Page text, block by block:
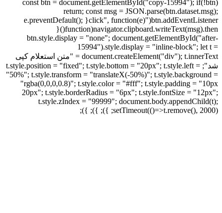
const btn = document.getElementById("copy-15994"); if(!btn)
return; const msg = JSON.parse(btn.dataset.msg);
btn.addEventListener("click", function(e){ e.preventDefault();
navigator.clipboard.writeText(msg).then(function(){
btn.style.display = "none"; document.getElementById("after-
15994").style.display = "inline-block"; let t =
document.createElement("div"); t.innerText = "متن استعلام کپی
شد"; t.style.position = "fixed"; t.style.bottom = "20px"; t.style.left =
"50%"; t.style.transform = "translateX(-50%)"; t.style.background =
"rgba(0,0,0,0.8)"; t.style.color = "#fff"; t.style.padding = "10px
20px"; t.style.borderRadius = "6px"; t.style.fontSize = "12px";
t.style.zIndex = "99999"; document.body.appendChild(t);
setTimeout(()=>t.remove(), 2000); }); }); });